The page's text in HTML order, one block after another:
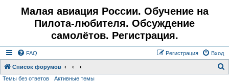
Малая авиация России. Обучение на
Пилота-любителя. Обсуждение
самолётов. Регистрация.
FAQ Вход
Регистрация
Список форумов
Темы без ответов Активные темы